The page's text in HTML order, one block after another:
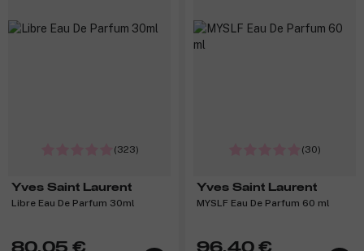
(323)
Yves Saint Laurent
Libre Eau De Parfum 30ml
80,05 €
(30)
Yves Saint Laurent
MYSLF Eau De Parfum 60 ml
96,40 €